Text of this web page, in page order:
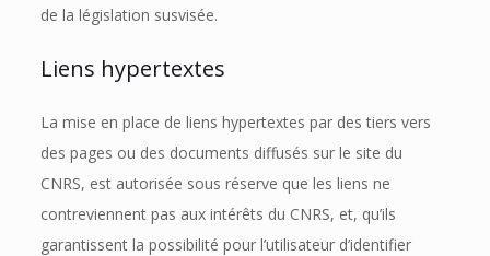
de la législation susvisée.
Liens hypertextes
La mise en place de liens hypertextes par des tiers vers
des pages ou des documents diffusés sur le site du
CNRS, est autorisée sous réserve que les liens ne
contreviennent pas aux intérêts du CNRS, et, qu’ils
garantissent la possibilité pour l’utilisateur d’identifier